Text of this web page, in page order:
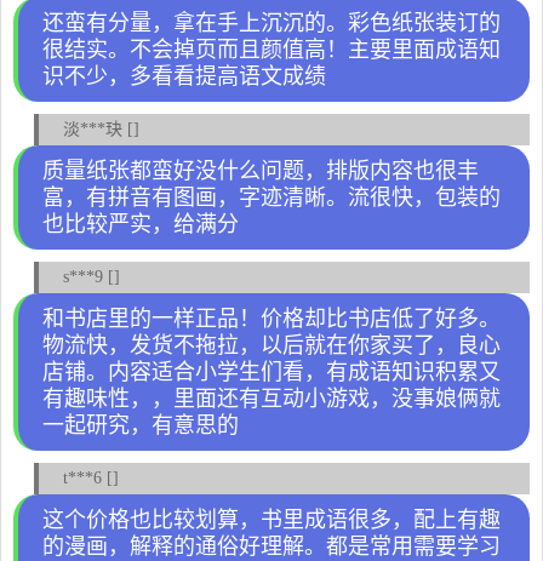
还蛮有分量，拿在手上沉沉的。彩色纸张装订的
很结实。不会掉页而且颜值高！主要里面成语知
识不少，多看看提高语文成绩
淡***玦 []
质量纸张都蛮好没什么问题，排版内容也很丰
富，有拼音有图画，字迹清晰。流很快，包装的
也比较严实，给满分
s***9 []
和书店里的一样正品！价格却比书店低了好多。
物流快，发货不拖拉，以后就在你家买了，良心
店铺。内容适合小学生们看，有成语知识积累又
有趣味性，，里面还有互动小游戏，没事娘俩就
一起研究，有意思的
t***6 []
这个价格也比较划算，书里成语很多，配上有趣
的漫画，解释的通俗好理解。都是常用需要学习